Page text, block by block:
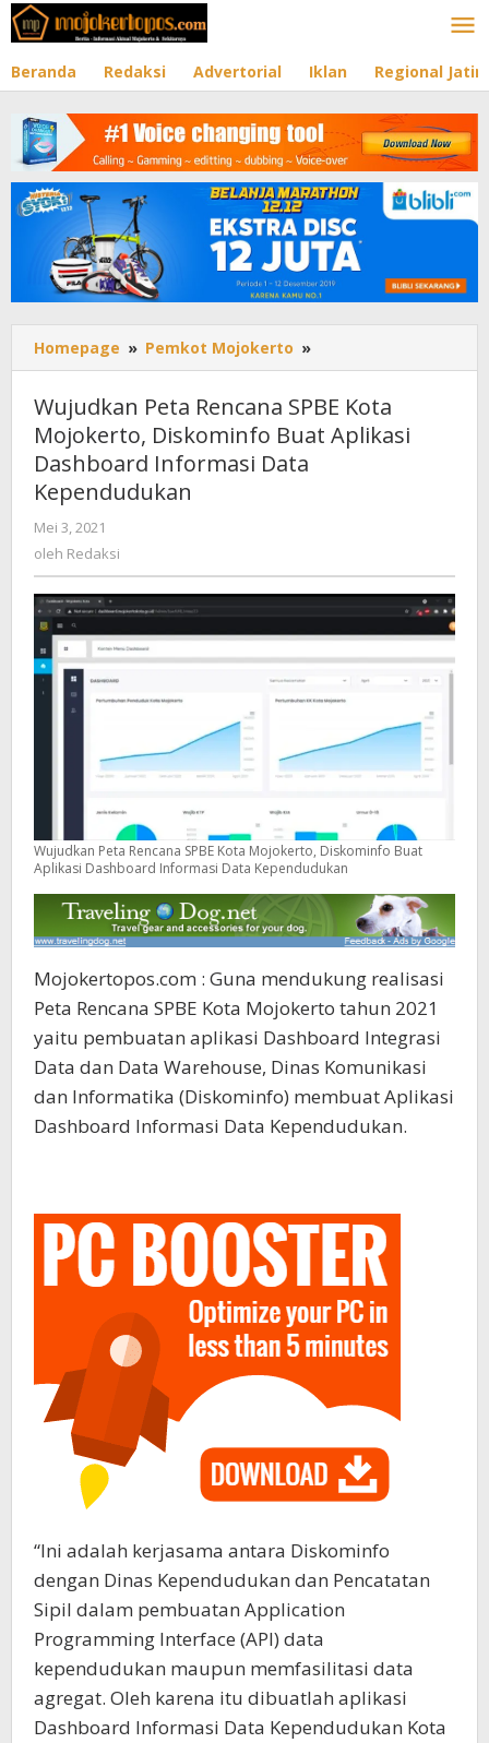
Lewati
ke
Beranda Redaksi Advertorial Iklan Regional Jatim
Homepage » Pemkot Mojokerto »
Peta
SPBE
Kota
Informasi
Data
Kependudukan
Wujudkan Peta Rencana SPBE Kota
Mojokerto, Diskominfo Buat Aplikasi
Dashboard Informasi Data
Kependudukan
Mei 3, 2021
Redaksi
oleh Redaksi
Wujudkan Peta Rencana SPBE Kota Mojokerto, Diskominfo Buat
Aplikasi Dashboard Informasi Data Kependudukan
Mojokertopos.com : Guna mendukung realisasi
Peta Rencana SPBE Kota Mojokerto tahun 2021
yaitu pembuatan aplikasi Dashboard Integrasi
Data dan Data Warehouse, Dinas Komunikasi
dan Informatika (Diskominfo) membuat Aplikasi
Dashboard Informasi Data Kependudukan.
“Ini adalah kerjasama antara Diskominfo
dengan Dinas Kependudukan dan Pencatatan
Sipil dalam pembuatan Application
Programming Interface (API) data
kependudukan maupun memfasilitasi data
agregat. Oleh karena itu dibuatlah aplikasi
Dashboard Informasi Data Kependudukan Kota